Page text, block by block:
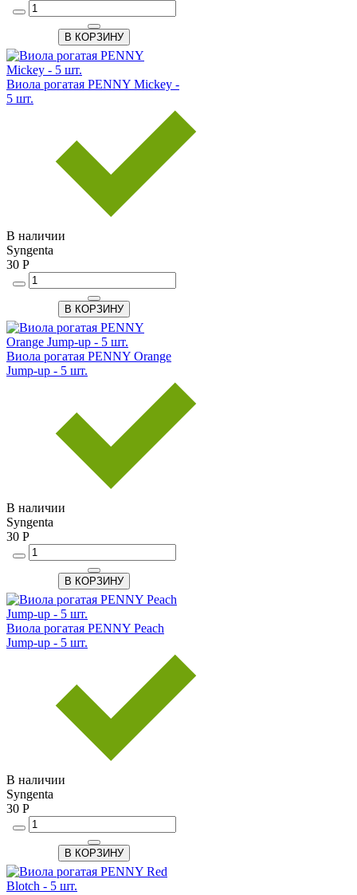
В КОРЗИНУ
Виола рогатая PENNY Mickey -
5 шт.
В наличии
Syngenta
30 Р
В КОРЗИНУ
Виола рогатая PENNY Orange
Jump-up - 5 шт.
В наличии
Syngenta
30 Р
В КОРЗИНУ
Виола рогатая PENNY Peach
Jump-up - 5 шт.
В наличии
Syngenta
30 Р
В КОРЗИНУ